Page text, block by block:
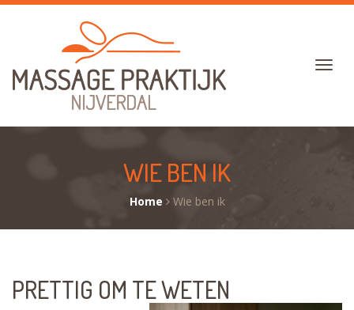
WIE BEN IK
Home Wie ben ik
PRETTIG OM TE WETEN